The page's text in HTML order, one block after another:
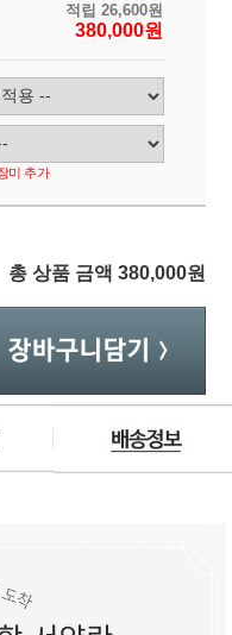
적립 26,600원
380,000원
미 추가
총 상품 금액 380,000원